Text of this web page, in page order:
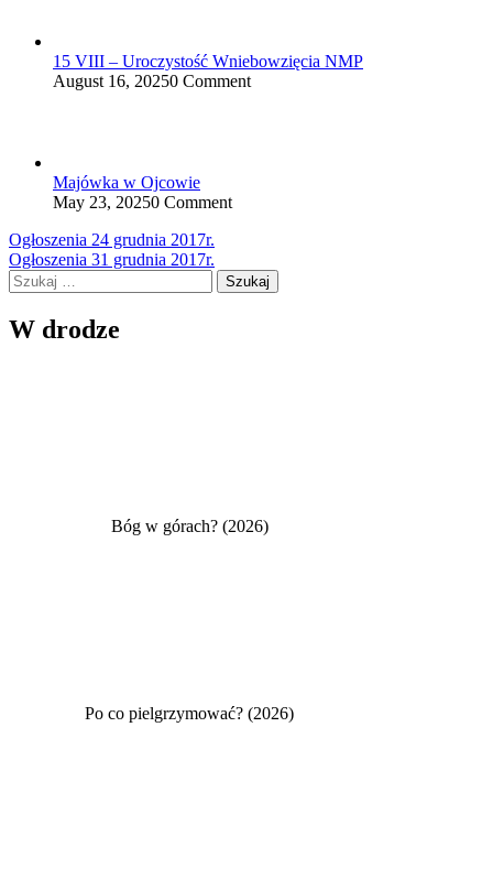
15 VIII – Uroczystość Wniebowzięcia NMP
August 16, 20250 Comment
Majówka w Ojcowie
May 23, 20250 Comment
Nawigacja
wpisu
Ogłoszenia 24 grudnia 2017r.
Ogłoszenia 31 grudnia 2017r.
Szukaj:
W drodze
Bóg w górach? (2026)
Po co pielgrzymować? (2026)